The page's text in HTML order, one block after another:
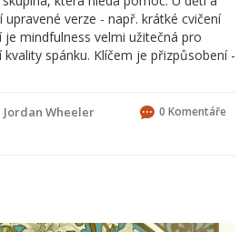
verze - např. krátké cvičení
je mindfulness velmi užitečná pro
kvality spánku. Klíčem je přizpůsobení -
Jordan Wheeler 0 Komentáře